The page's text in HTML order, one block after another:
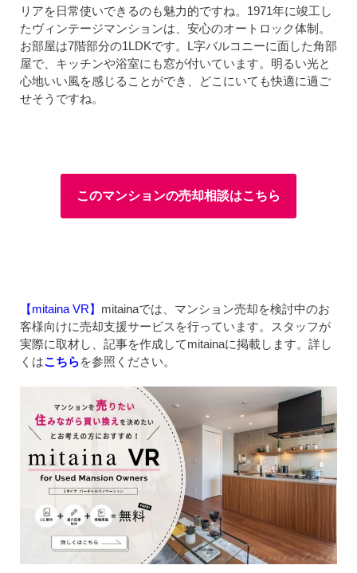
リアを日常使いできるのも魅力的ですね。1971年に竣工し
たヴィンテージマンションは、安心のオートロック体制。
お部屋は7階部分の1LDKです。L字バルコニーに面した角部
屋で、キッチンや浴室にも窓が付いています。明るい光と
心地いい風を感じることができ、どこにいても快適に過ご
せそうですね。
このマンションの売却相談はこちら
【mitaina VR】 mitainaでは、マンション売却を検討中のお
客様向けに売却支援サービスを行っています。スタッフが
実際に取材し、記事を作成してmitainaに掲載します。詳し
くはこちらを参照ください。